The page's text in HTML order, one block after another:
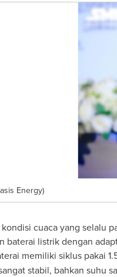
Energy)
cuaca yang selalu
baterai listrik dengan
memiliki siklus pakai
stabil, bahkan suhu